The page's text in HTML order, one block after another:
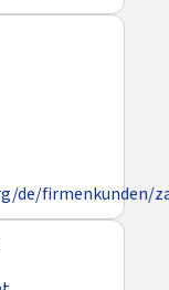
de/firmenkunden/